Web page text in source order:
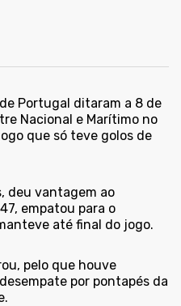
Portugal ditaram a 8 de
Nacional e Marítimo no
que só teve golos de
deu vantagem ao
empatou para o
até final do jogo.
pelo que houve
por pontapés da